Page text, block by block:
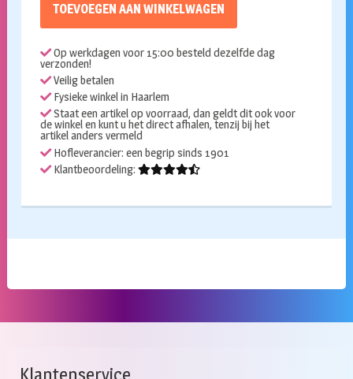
TOEVOEGEN AAN WINKELWAGEN
Op werkdagen voor 15:00 besteld dezelfde dag
verzonden!
Veilig betalen
Fysieke winkel in Haarlem
Staat een artikel op voorraad, dan geldt dit ook voor
de winkel en kunt u het direct afhalen, tenzij bij het
artikel anders vermeld
Hofleverancier: een begrip sinds 1901
Klantbeoordeling:
Klantenservice